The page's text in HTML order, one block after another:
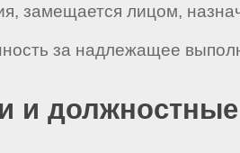
замещается лицом,
за надлежащее
и